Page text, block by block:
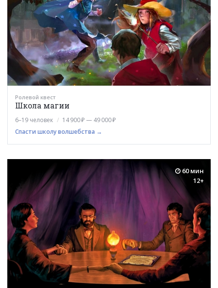
Ролевой квест
Школа магии
6–19 человек
14 900 ₽ — 49 000 ₽
Спасти школу волшебства →
60 мин
12+